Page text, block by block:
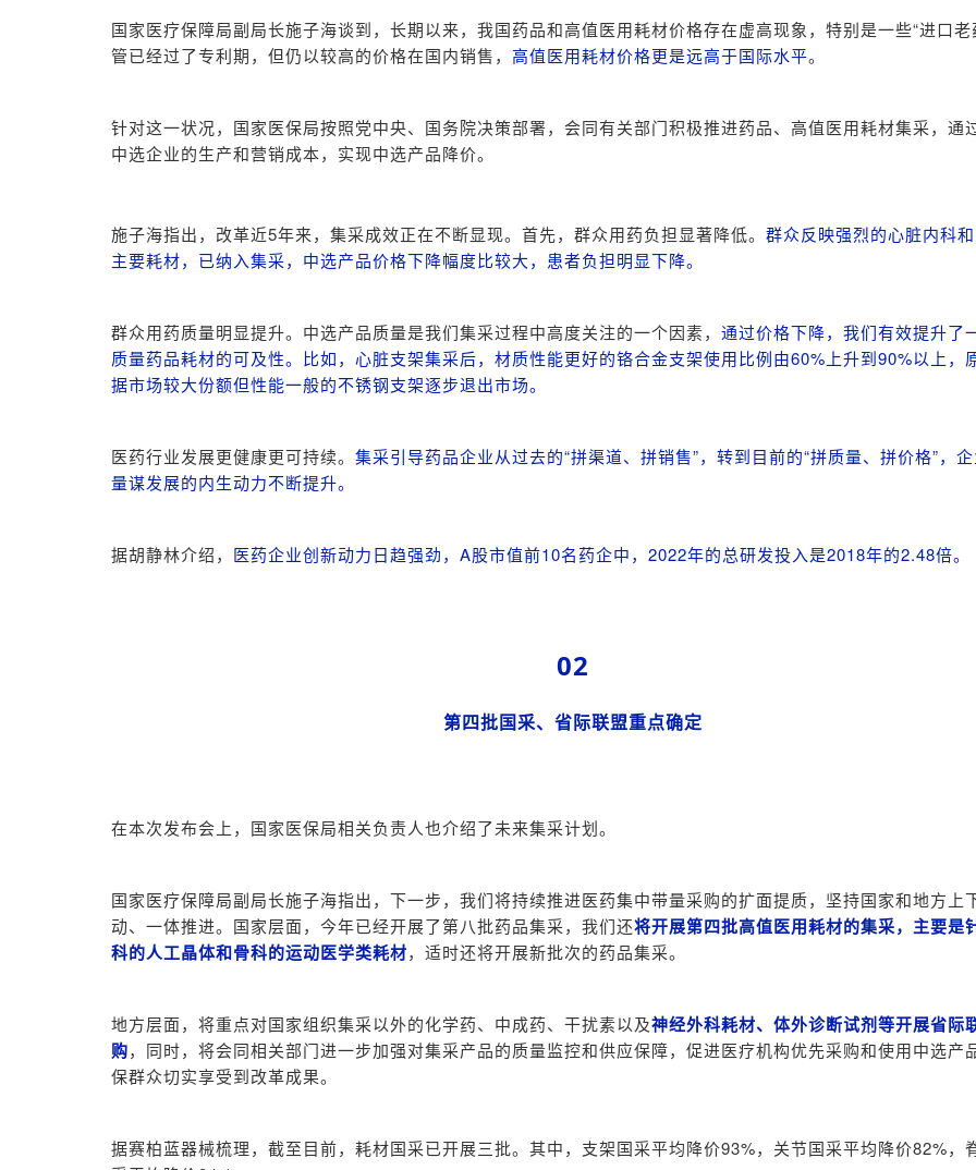
国家医疗保障局副局长施子海谈到，长期以来，我国药品和高值医用耗材价格存在虚高现象，特别是一些“进口老
管已经过了专利期，但仍以较高的价格在国内销售， 高值医用耗材价格更是远高于国际水平。
针对这一状况，国家医保局按照党中央、国务院决策部署，会同有关部门积极推进药品、高值医用耗材集采，通
中选企业的生产和营销成本，实现中选产品降价。
施子海指出，改革近5年来，集采成效正在不断显现。首先，群众用药负担显著降低。 群众反映强烈的心脏内科
主要耗材，已纳入集采，中选产品价格下降幅度比较大，患者负担明显下降。
群众用药质量明显提升。中选产品质量是我们集采过程中高度关注的一个因素， 通过价格下降，我们有效提升了
质量药品耗材的可及性。比如，心脏支架集采后，材质性能更好的铬合金支架使用比例由60%上升到90%以上，
据市场较大份额但性能一般的不锈钢支架逐步退出市场。
医药行业发展更健康更可持续。 集采引导药品企业从过去的“拼渠道、拼销售”，转到目前的“拼质量、拼价格”，
量谋发展的内生动力不断提升。
据胡静林介绍， 医药企业创新动力日趋强劲，A股市值前10名药企中，2022年的总研发投入是2018年的2.48倍。
02
第四批国采、省际联盟重点确定
在本次发布会上，国家医保局相关负责人也介绍了未来集采计划。
国家医疗保障局副局长施子海指出，下一步，我们将持续推进医药集中带量采购的扩面提质，坚持国家和地方上
动、一体推进。国家层面，今年已经开展了第八批药品集采，我们还将开展第四批高值医用耗材的集采，主要是
科的人工晶体和骨科的运动医学类耗材，适时还将开展新批次的药品集采。
地方层面，将重点对国家组织集采以外的化学药、中成药、干扰素以及神经外科耗材、体外诊断试剂等开展省际
购，同时，将会同相关部门进一步加强对集采产品的质量监控和供应保障，促进医疗机构优先采购和使用中选产
保群众切实享受到改革成果。
据赛柏蓝器械梳理，截至目前，耗材国采已开展三批。其中，支架国采平均降价93%，关节国采平均降价82%，